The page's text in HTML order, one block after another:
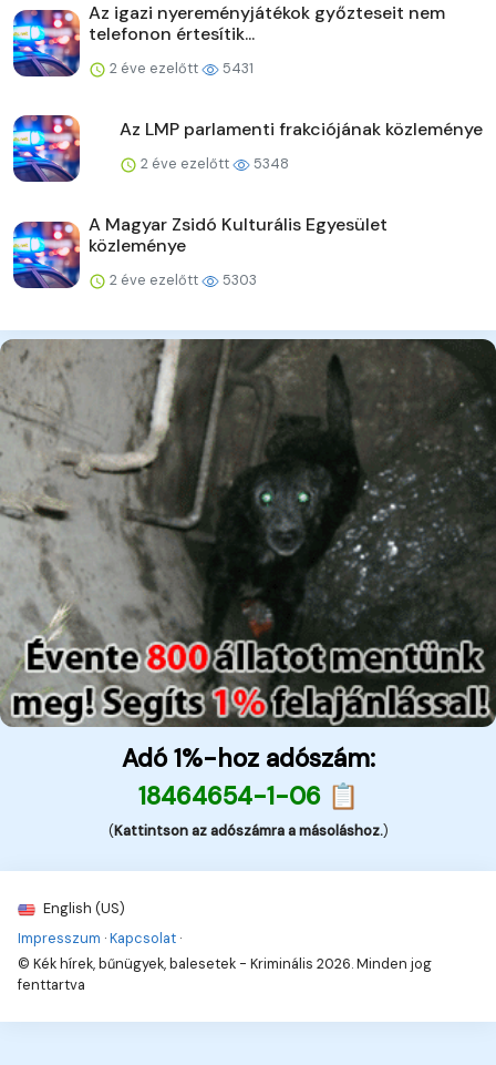
Az igazi nyereményjátékok győzteseit nem
telefonon értesítik...
2 éve ezelőtt 5431
Az LMP parlamenti frakciójának közleménye
2 éve ezelőtt 5348
A Magyar Zsidó Kulturális Egyesület
közleménye
2 éve ezelőtt 5303
Adó 1%-hoz adószám:
18464654-1-06 📋
(Kattintson az adószámra a másoláshoz.)
English (US)
Impresszum ·Kapcsolat ·
© Kék hírek, bűnügyek, balesetek - Kriminális 2026. Minden jog
fenttartva